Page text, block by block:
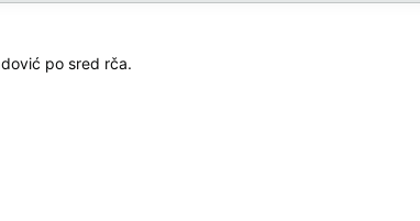
po sred rča.